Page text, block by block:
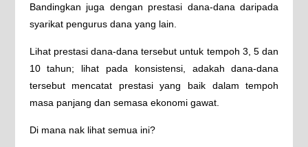
Bandingkan juga dengan prestasi dana-dana daripada
syarikat pengurus dana yang lain.
Lihat prestasi dana-dana tersebut untuk tempoh 3, 5 dan
10 tahun; lihat pada konsistensi, adakah dana-dana
tersebut mencatat prestasi yang baik dalam tempoh
masa panjang dan semasa ekonomi gawat.
Di mana nak lihat semua ini?